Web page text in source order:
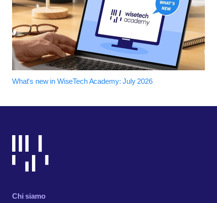
What's new in WiseTech Academy: July 2026
Chi siamo